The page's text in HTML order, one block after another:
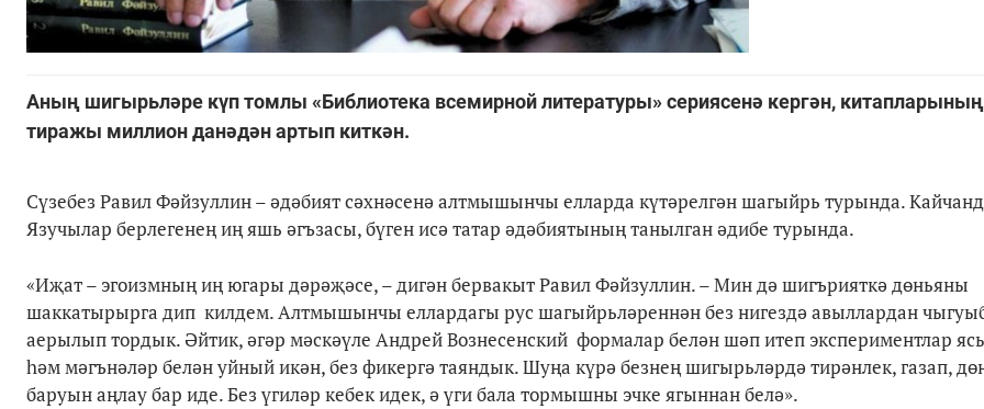
Аның шигырьләре күп томлы «Библиотека всемирной литературы» сериясенә кергән,
тиражы миллион данәдән артып киткән.
Сүзебез Равил Фәйзуллин – әдәбият сәхнәсенә алтмышынчы елларда күтәрелгән шагыйрь турында.
Язучылар берлегенең иң яшь әгъзасы, бүген исә татар әдәбиятының танылган әдибе турында.
«Иҗат – эгоизмның иң югары дәрәҗәсе, – дигән бервакыт Равил Фәйзуллин. – Мин дә шигърияткә дөньяны
шаккатырырга дип килдем. Алтмышынчы еллардагы рус шагыйрьләреннән без нигездә авыллардан
аерылып тордык. Әйтик, әгәр мәскәүле Андрей Вознесенский формалар белән шәп итеп экспериментлар
һәм мәгънәләр белән уйный икән, без фикергә таяндык. Шуңа күрә безнең шигырьләрдә тирәнлек, газап,
баруын аңлау бар иде. Без үгиләр кебек идек, ә үги бала тормышны эчке ягыннан белә».